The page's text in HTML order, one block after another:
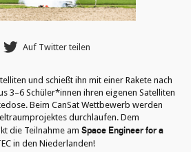
Auf Twitter teilen
und schießt ihn mit einer Rakete nach
3–6 Schüler*innen ihren eigenen Satelliten
Beim CanSat Wettbewerb werden
durchlaufen. Dem
die Teilnahme am Space Engineer for a
in den Niederlanden!